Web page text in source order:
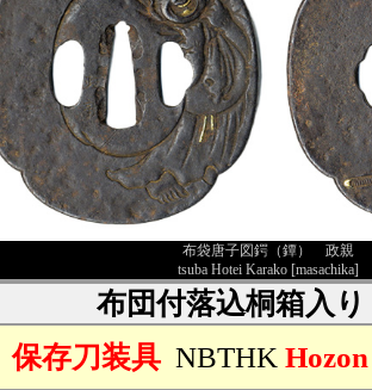
布袋唐子図鍔（鐔） 政親
tsuba Hotei Karako [masachika]
布団付落込桐箱入り
存刀装具 NBTHK Hozon